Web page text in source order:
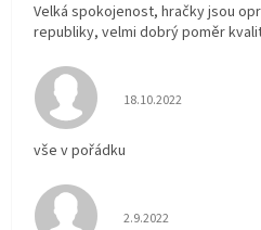
Velká spokojenost, hračky jsou
republiky, velmi dobrý poměr
Hodnocení obchodu
18.10.2022
vše v pořádku
Hodnocení obchodu
2.9.2022